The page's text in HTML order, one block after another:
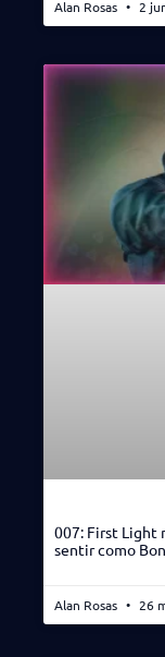
Alan Rosas 2
007: First Light
sentir como
Alan Rosas 26